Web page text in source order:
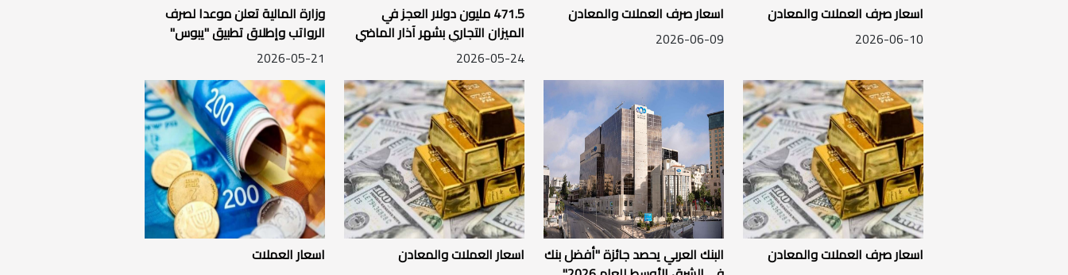
اسعار صرف العملات والمعادن
2026-06-10
اسعار صرف العملات والمعادن
2026-06-09
471.5 مليون دولار العجز في
الميزان التجاري بشهر آذار الماضي
2026-05-24
وزارة المالية تعلن موعدا لصرف
الرواتب وإطلاق تطبيق "يبوس"
المالي
2026-05-21
اسعار صرف العملات والمعادن
البنك العربي يحصد جائزة "أفضل بنك
اسعار العملات والمعادن
اسعار العملات